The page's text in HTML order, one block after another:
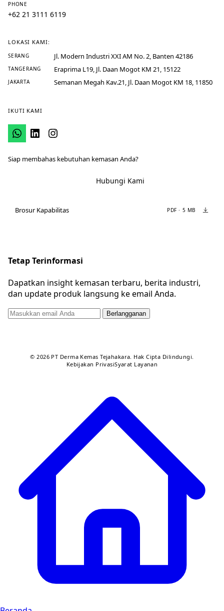
PHONE
+62 21 3111 6119
LOKASI KAMI:
SERANG Jl. Modern Industri XXI AM No. 2, Banten 42186
TANGERANG Eraprima L19, Jl. Daan Mogot KM 21, 15122
JAKARTA Semanan Megah Kav.21, Jl. Daan Mogot KM 18, 11850
IKUTI KAMI
Siap membahas kebutuhan kemasan Anda?
Hubungi Kami
Brosur Kapabilitas PDF · 5 MB
Tetap Terinformasi
Dapatkan insight kemasan terbaru, berita industri,
dan update produk langsung ke email Anda.
Berlangganan
© 2026 PT Derma Kemas Tejahakara. Hak Cipta Dilindungi.
Kebijakan PrivasiSyarat Layanan